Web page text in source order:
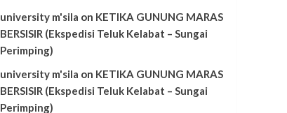
university m'sila on KETIKA GUNUNG MARAS
BERSISIR (Ekspedisi Teluk Kelabat – Sungai
Perimping)
university m'sila on KETIKA GUNUNG MARAS
BERSISIR (Ekspedisi Teluk Kelabat – Sungai
Perimping)